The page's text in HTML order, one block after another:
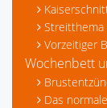
Vorzeitiger
Wochenbett
Das